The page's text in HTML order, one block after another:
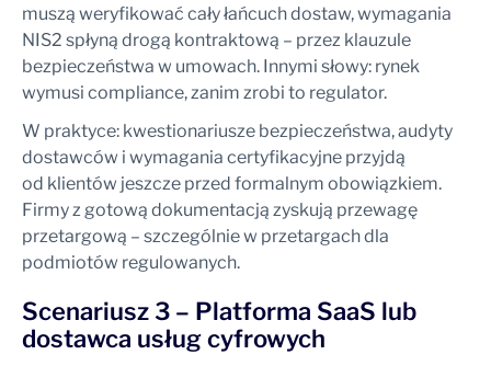
muszą weryfikować cały łańcuch dostaw, wymagania
NIS2 spłyną drogą kontraktową – przez klauzule
bezpieczeństwa w umowach. Innymi słowy: rynek
wymusi compliance, zanim zrobi to regulator.
W praktyce: kwestionariusze bezpieczeństwa, audyty
dostawców i wymagania certyfikacyjne przyjdą
od klientów jeszcze przed formalnym obowiązkiem.
Firmy z gotową dokumentacją zyskują przewagę
przetargową – szczególnie w przetargach dla
podmiotów regulowanych.
Scenariusz 3 – Platforma SaaS lub
dostawca usług cyfrowych